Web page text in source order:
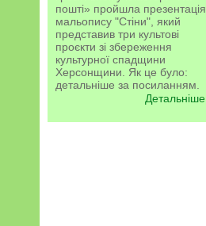
пошті» пройшла презентація
мальопису "Стіни", який
представив три культові
проєкти зі збереження
культурної спадщини
Херсонщини. Як це було:
детальніше за посиланням.
Детальніше